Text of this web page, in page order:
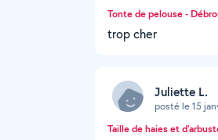
Tonte de pelouse -
trop cher
Juliette L.
posté le 15
Taille de haies et